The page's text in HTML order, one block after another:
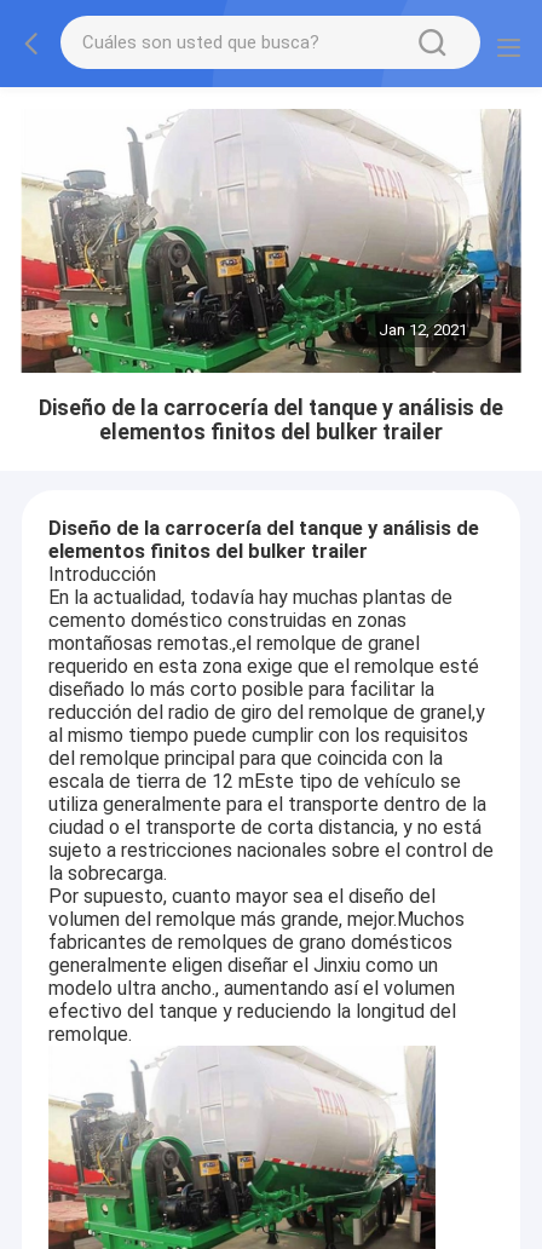
Jan 12, 2021
Diseño de la carrocería del tanque y análisis de
elementos finitos del bulker trailer
Diseño de la carrocería del tanque y análisis de
elementos finitos del bulker trailer
Introducción
En la actualidad, todavía hay muchas plantas de
cemento doméstico construidas en zonas
montañosas remotas.,el remolque de granel
requerido en esta zona exige que el remolque esté
diseñado lo más corto posible para facilitar la
reducción del radio de giro del remolque de granel,y
al mismo tiempo puede cumplir con los requisitos
del remolque principal para que coincida con la
escala de tierra de 12 mEste tipo de vehículo se
utiliza generalmente para el transporte dentro de la
ciudad o el transporte de corta distancia, y no está
sujeto a restricciones nacionales sobre el control de
la sobrecarga.
Por supuesto, cuanto mayor sea el diseño del
volumen del remolque más grande, mejor.Muchos
fabricantes de remolques de grano domésticos
generalmente eligen diseñar el Jinxiu como un
modelo ultra ancho., aumentando así el volumen
efectivo del tanque y reduciendo la longitud del
remolque.